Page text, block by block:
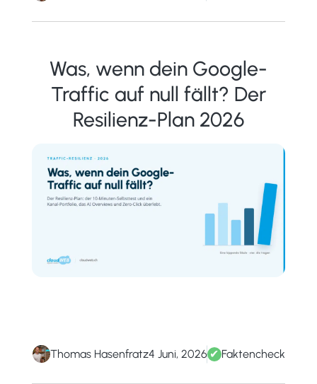
Was, wenn dein Google-
Traffic auf null fällt? Der
Resilienz-Plan 2026
Thomas Hasenfratz4 Juni, 2026 ✔ Faktencheck